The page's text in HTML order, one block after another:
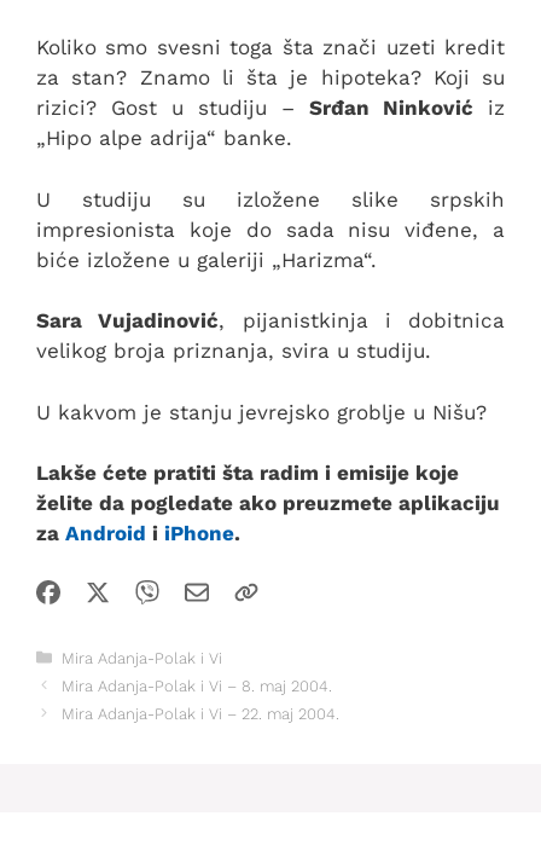
Koliko smo svesni toga šta znači uzeti kredit
za stan? Znamo li šta je hipoteka? Koji su
rizici? Gost u studiju – Srđan Ninković iz
„Hipo alpe adrija“ banke.
U studiju su izložene slike srpskih
impresionista koje do sada nisu viđene, a
biće izložene u galeriji „Harizma“.
Sara Vujadinović, pijanistkinja i dobitnica
velikog broja priznanja, svira u studiju.
U kakvom je stanju jevrejsko groblje u Nišu?
Lakše ćete pratiti šta radim i emisije koje
želite da pogledate ako preuzmete aplikaciju
za Android i iPhone.
Kategorije
Mira Adanja-Polak i Vi
Mira Adanja-Polak i Vi – 8. maj 2004.
Mira Adanja-Polak i Vi – 22. maj 2004.